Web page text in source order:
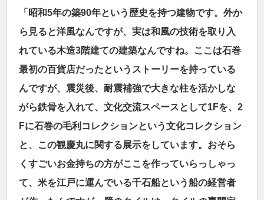
「昭和5年の築90年という歴史を持つ建物です。外か
ら見ると洋風なんですが、実は和風の技術を取り入
れている木造3階建ての建築なんですね。ここは石巻
最初の百貨店だったというストーリーを持っている
んですが、震災後、耐震補強で大きな柱を活かしな
がら鉄骨を入れて、文化交流スペースとして1Fを、2
Fに石巻の毛利コレクションという文化コレクション
と、この観慶丸に関する展示をしています。おそら
くすごいお金持ちの方がここを作っていらっしゃっ
て、米を江戸に運んでいる千石船という船の経営者